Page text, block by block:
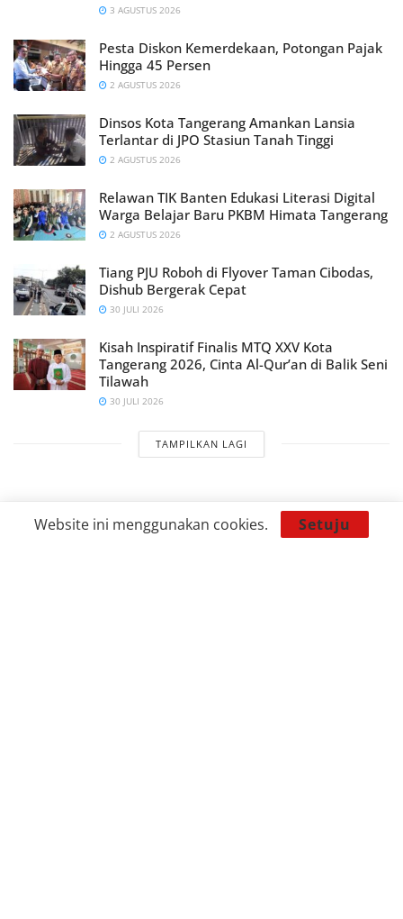
3 AGUSTUS 2026
Pesta Diskon Kemerdekaan, Potongan Pajak
Hingga 45 Persen
2 AGUSTUS 2026
Dinsos Kota Tangerang Amankan Lansia
Terlantar di JPO Stasiun Tanah Tinggi
2 AGUSTUS 2026
Relawan TIK Banten Edukasi Literasi Digital
Warga Belajar Baru PKBM Himata Tangerang
2 AGUSTUS 2026
Tiang PJU Roboh di Flyover Taman Cibodas,
Dishub Bergerak Cepat
30 JULI 2026
Kisah Inspiratif Finalis MTQ XXV Kota
Tangerang 2026, Cinta Al-Qur’an di Balik Seni
Tilawah
30 JULI 2026
TAMPILKAN LAGI
Website ini menggunakan cookies. Setuju